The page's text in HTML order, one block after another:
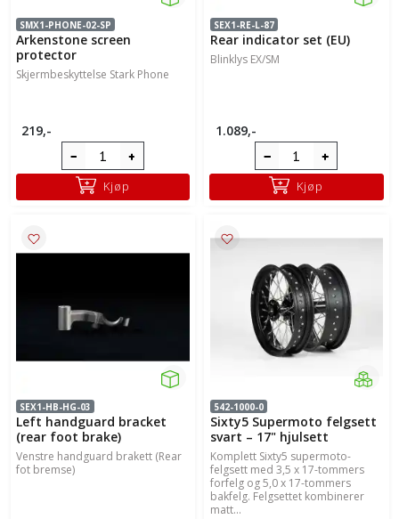
SMX1-PHONE-02-SP
Arkenstone screen
protector
Skjermbeskyttelse Stark Phone
219,-
Kjøp
SEX1-RE-L-87
Rear indicator set (EU)
Blinklys EX/SM
1.089,-
Kjøp
SEX1-HB-HG-03
Left handguard bracket
(rear foot brake)
Venstre handguard brakett (Rear
fot bremse)
542-1000-0
Sixty5 Supermoto felgsett
svart – 17" hjulsett
Komplett Sixty5 supermoto-
felgsett med 3,5 x 17-tommers
forfelg og 5,0 x 17-tommers
bakfelg. Felgsettet kombinerer
matt...